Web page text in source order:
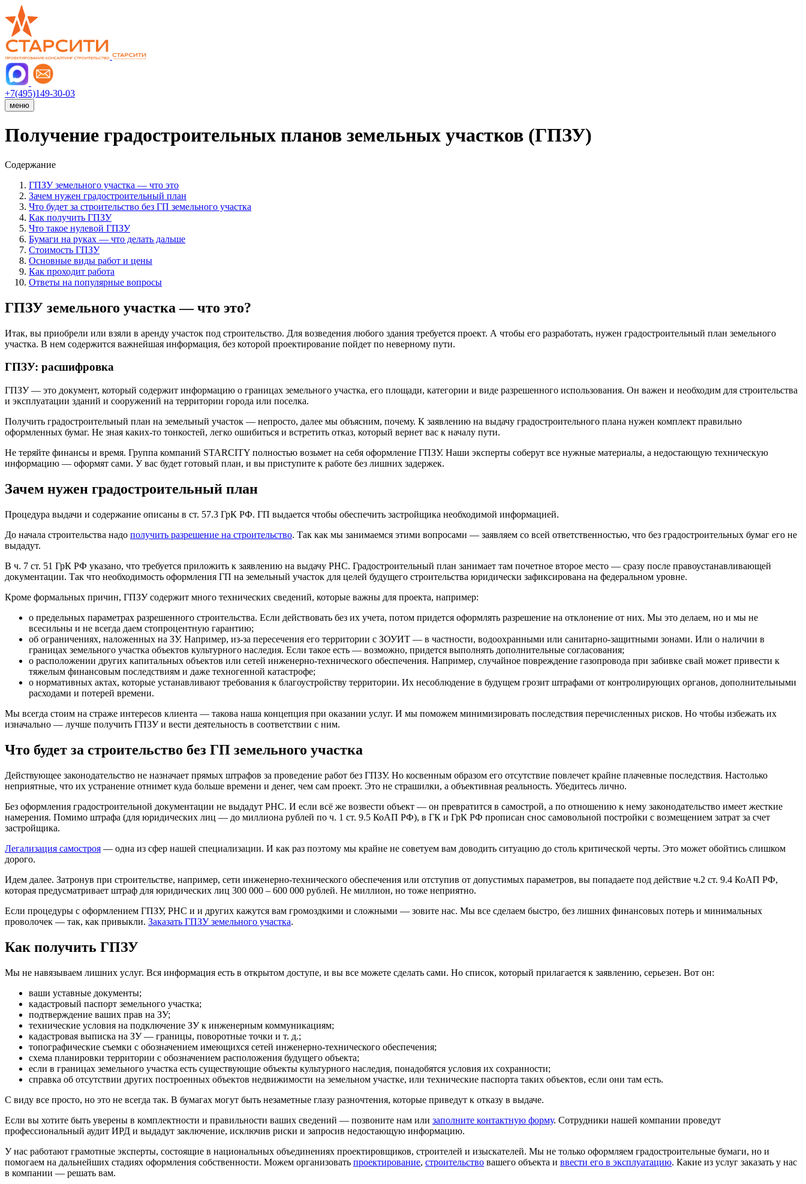
+7(495)149-30-03
меню
Получение градостроительных планов земельных участков (ГПЗУ)
Содержание
ГПЗУ земельного участка — что это
Зачем нужен градостроительный план
Что будет за строительство без ГП земельного участка
Как получить ГПЗУ
Что такое нулевой ГПЗУ
Бумаги на руках — что делать дальше
Стоимость ГПЗУ
Основные виды работ и цены
Как проходит работа
Ответы на популярные вопросы
ГПЗУ земельного участка — что это?
Итак, вы приобрели или взяли в аренду участок под строительство. Для возведения любого здания требуется проект. А чтобы его разработать, нужен градостроительный план земельного
участка. В нем содержится важнейшая информация, без которой проектирование пойдет по неверному пути.
ГПЗУ: расшифровка
ГПЗУ — это документ, который содержит информацию о границах земельного участка, его площади, категории и виде разрешенного использования. Он важен и необходим для строительства
и эксплуатации зданий и сооружений на территории города или поселка.
Получить градостроительный план на земельный участок — непросто, далее мы объясним, почему. К заявлению на выдачу градостроительного плана нужен комплект правильно
оформленных бумаг. Не зная каких-то тонкостей, легко ошибиться и встретить отказ, который вернет вас к началу пути.
Не теряйте финансы и время. Группа компаний STARCITY полностью возьмет на себя оформление ГПЗУ. Наши эксперты соберут все нужные материалы, а недостающую техническую
информацию — оформят сами. У вас будет готовый план, и вы приступите к работе без лишних задержек.
Зачем нужен градостроительный план
Процедура выдачи и содержание описаны в ст. 57.3 ГрК РФ. ГП выдается чтобы обеспечить застройщика необходимой информацией.
До начала строительства надо получить разрешение на строительство. Так как мы занимаемся этими вопросами — заявляем со всей ответственностью, что без градостроительных бумаг его не
выдадут.
В ч. 7 ст. 51 ГрК РФ указано, что требуется приложить к заявлению на выдачу РНС. Градостроительный план занимает там почетное второе место — сразу после правоустанавливающей
документации. Так что необходимость оформления ГП на земельный участок для целей будущего строительства юридически зафиксирована на федеральном уровне.
Кроме формальных причин, ГПЗУ содержит много технических сведений, которые важны для проекта, например:
о предельных параметрах разрешенного строительства. Если действовать без их учета, потом придется оформлять разрешение на отклонение от них. Мы это делаем, но и мы не
всесильны и не всегда даем стопроцентную гарантию;
об ограничениях, наложенных на ЗУ. Например, из-за пересечения его территории с ЗОУИТ — в частности, водоохранными или санитарно-защитными зонами. Или о наличии в
границах земельного участка объектов культурного наследия. Если такое есть — возможно, придется выполнять дополнительные согласования;
о расположении других капитальных объектов или сетей инженерно-технического обеспечения. Например, случайное повреждение газопровода при забивке свай может привести к
тяжелым финансовым последствиям и даже техногенной катастрофе;
о нормативных актах, которые устанавливают требования к благоустройству территории. Их несоблюдение в будущем грозит штрафами от контролирующих органов, дополнительными
расходами и потерей времени.
Мы всегда стоим на страже интересов клиента — такова наша концепция при оказании услуг. И мы поможем минимизировать последствия перечисленных рисков. Но чтобы избежать их
изначально — лучше получить ГПЗУ и вести деятельность в соответствии с ним.
Что будет за строительство без ГП земельного участка
Действующее законодательство не назначает прямых штрафов за проведение работ без ГПЗУ. Но косвенным образом его отсутствие повлечет крайне плачевные последствия. Настолько
неприятные, что их устранение отнимет куда больше времени и денег, чем сам проект. Это не страшилки, а объективная реальность. Убедитесь лично.
Без оформления градостроительной документации не выдадут РНС. И если всё же возвести объект — он превратится в самострой, а по отношению к нему законодательство имеет жесткие
намерения. Помимо штрафа (для юридических лиц — до миллиона рублей по ч. 1 ст. 9.5 КоАП РФ), в ГК и ГрК РФ прописан снос самовольной постройки с возмещением затрат за счет
застройщика.
Легализация самостроя — одна из сфер нашей специализации. И как раз поэтому мы крайне не советуем вам доводить ситуацию до столь критической черты. Это может обойтись слишком
дорого.
Идем далее. Затронув при строительстве, например, сети инженерно-технического обеспечения или отступив от допустимых параметров, вы попадаете под действие ч.2 ст. 9.4 КоАП РФ,
которая предусматривает штраф для юридических лиц 300 000 – 600 000 рублей. Не миллион, но тоже неприятно.
Если процедуры с оформлением ГПЗУ, РНС и и других кажутся вам громоздкими и сложными — зовите нас. Мы все сделаем быстро, без лишних финансовых потерь и минимальных
проволочек — так, как привыкли. Заказать ГПЗУ земельного участка.
Как получить ГПЗУ
Мы не навязываем лишних услуг. Вся информация есть в открытом доступе, и вы все можете сделать сами. Но список, который прилагается к заявлению, серьезен. Вот он:
ваши уставные документы;
кадастровый паспорт земельного участка;
подтверждение ваших прав на ЗУ;
технические условия на подключение ЗУ к инженерным коммуникациям;
кадастровая выписка на ЗУ — границы, поворотные точки и т. д.;
топографические съемки с обозначением имеющихся сетей инженерно-технического обеспечения;
схема планировки территории с обозначением расположения будущего объекта;
если в границах земельного участка есть существующие объекты культурного наследия, понадобятся условия их сохранности;
справка об отсутствии других построенных объектов недвижимости на земельном участке, или технические паспорта таких объектов, если они там есть.
С виду все просто, но это не всегда так. В бумагах могут быть незаметные глазу разночтения, которые приведут к отказу в выдаче.
Если вы хотите быть уверены в комплектности и правильности ваших сведений — позвоните нам или заполните контактную форму. Сотрудники нашей компании проведут
профессиональный аудит ИРД и выдадут заключение, исключив риски и запросив недостающую информацию.
У нас работают грамотные эксперты, состоящие в национальных объединениях проектировщиков, строителей и изыскателей. Мы не только оформляем градостроительные бумаги, но и
помогаем на дальнейших стадиях оформления собственности. Можем организовать проектирование, строительство вашего объекта и ввести его в эксплуатацию. Какие из услуг заказать у нас
в компании — решать вам.